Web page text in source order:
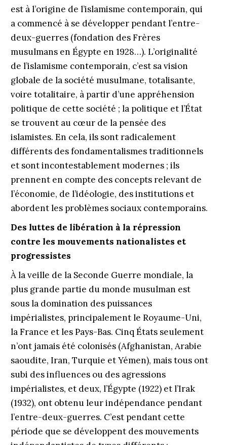
est à l’origine de l’islamisme contemporain, qui
a commencé à se développer pendant l’entre-
deux-guerres (fondation des Frères
musulmans en Égypte en 1928…). L’originalité
de l’islamisme contemporain, c’est sa vision
globale de la société musulmane, totalisante,
voire totalitaire, à partir d’une appréhension
politique de cette société ; la politique et l’État
se trouvent au cœur de la pensée des
islamistes. En cela, ils sont radicalement
différents des fondamentalismes traditionnels
et sont incontestablement modernes ; ils
prennent en compte des concepts relevant de
l’économie, de l’idéologie, des institutions et
abordent les problèmes sociaux contemporains.
Des luttes de libération à la répression
contre les mouvements nationalistes et
progressistes
À la veille de la Seconde Guerre mondiale, la
plus grande partie du monde musulman est
sous la domination des puissances
impérialistes, principalement le Royaume-Uni,
la France et les Pays-Bas. Cinq États seulement
n’ont jamais été colonisés (Afghanistan, Arabie
saoudite, Iran, Turquie et Yémen), mais tous ont
subi des influences ou des agressions
impérialistes, et deux, l’Égypte (1922) et l’Irak
(1932), ont obtenu leur indépendance pendant
l’entre-deux-guerres. C’est pendant cette
période que se développent des mouvements